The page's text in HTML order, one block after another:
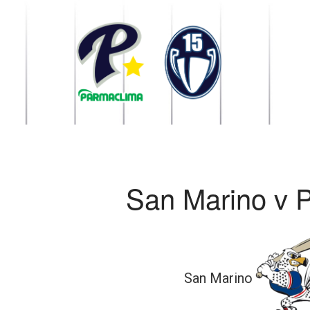
San Marino v
San Marino